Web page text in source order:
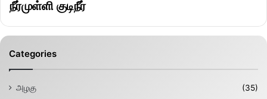
நீர்முள்ளி குடிநீர்
Categories
அழகு
(35)